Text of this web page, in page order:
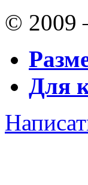
© 2009
Для